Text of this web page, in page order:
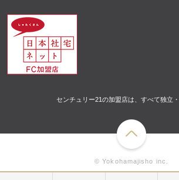
センチュリー21の加盟店は、すべて独立・
© Yokohamajisho inc.